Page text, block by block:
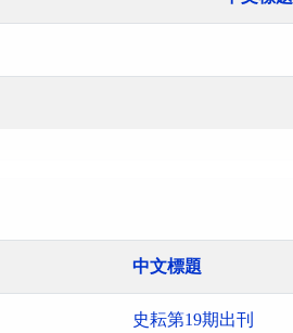
中文標題
史耘第19期出刊